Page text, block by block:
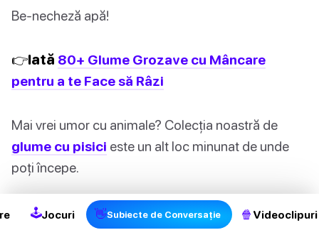
2
Be-necheză apă!
👉Iată 80+ Glume Grozave cu Mâncare
pentru a te Face să Râzi
Mai vrei umor cu animale? Colecția noastră de
glume cu pisici este un alt loc minunat de unde
poți începe.
Întrebări frecvente
🕹Jocuri 👋Subiecte de Conversație 🍿 Videoclipuri